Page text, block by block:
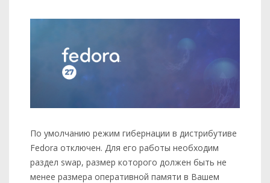
По умолчанию режим гибернации в дистрибутиве
Fedora отключен. Для его работы необходим
раздел swap, размер которого должен быть не
менее размера оперативной памяти в Вашем